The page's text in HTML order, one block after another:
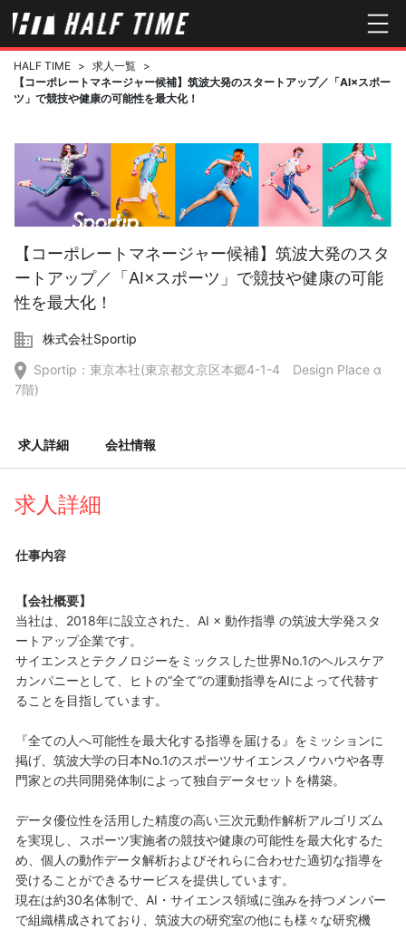
HALF TIME > 求人一覧 >
【コーポレートマネージャー候補】筑波大発のスタートアップ／「AI×スポー
ツ」で競技や健康の可能性を最大化！
【コーポレートマネージャー候補】筑波大発のスタ
ートアップ／「AI×スポーツ」で競技や健康の可能
性を最大化！
株式会社Sportip
Sportip：東京本社(東京都文京区本郷4-1-4 Design Place α
7階)
求人詳細 会社情報
求人詳細
仕事内容
【会社概要】
当社は、2018年に設立された、AI × 動作指導 の筑波大学発スタ
ートアップ企業です。
サイエンスとテクノロジーをミックスした世界No.1のヘルスケア
カンパニーとして、ヒトの“全て”の運動指導をAIによって代替す
ることを目指しています。
『全ての人へ可能性を最大化する指導を届ける』をミッションに
掲げ、筑波大学の日本No.1のスポーツサイエンスノウハウや各専
門家との共同開発体制によって独自データセットを構築。
データ優位性を活用した精度の高い三次元動作解析アルゴリズム
を実現し、スポーツ実施者の競技や健康の可能性を最大化するた
め、個人の動作データ解析およびそれらに合わせた適切な指導を
受けることができるサービスを提供しています。
現在は約30名体制で、AI・サイエンス領域に強みを持つメンバー
で組織構成されており、筑波大の研究室の他にも様々な研究機